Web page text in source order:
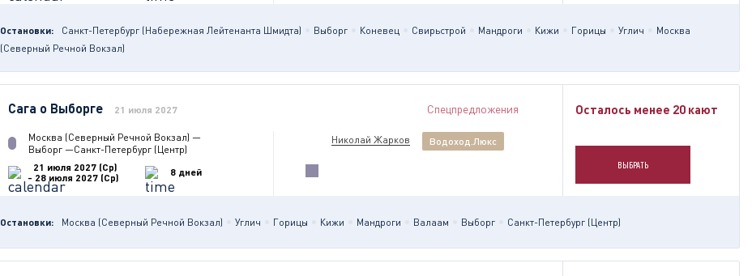
Остановки: Санкт-Петербург (Набережная Лейтенанта Шмидта) Выборг Коневец Свирьстрой Мандроги Кижи Горицы Углич
Москва
(Северный Речной Вокзал)
Сага о Выборге 21 июля 2027 Спецпредложения
Москва (Северный Речной Вокзал) —
Выборг —Санкт-Петербург (Центр)
21 июля 2027 (Ср)
- 28 июля 2027 (Ср)
8 дней
Николай Жарков Водоход.Люкс
Осталось менее 20 кают
ВЫБРАТЬ
Остановки: Москва (Северный Речной Вокзал) Углич Горицы Кижи Мандроги Валаам Выборг Санкт-Петербург (Центр)